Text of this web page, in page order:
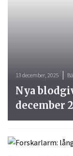
13 december, 2025
Nya
december